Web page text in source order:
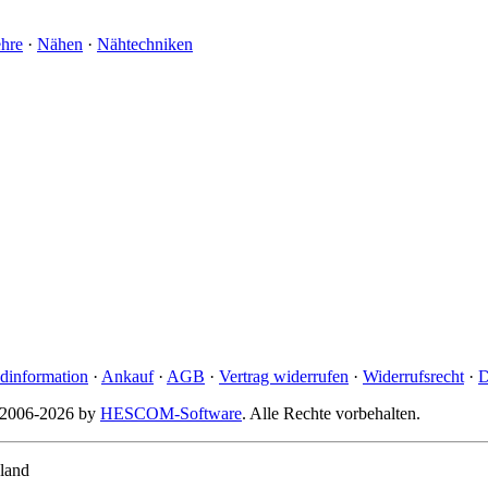
· Nähen · Nähtechniken
· Ankauf· AGB · Vertrag widerrufen · Widerrufsrecht ·
2026 by HESCOM-Software. Alle Rechte vorbehalten.